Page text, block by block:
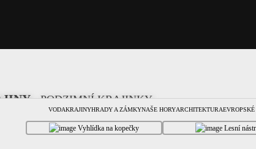
VODAKRAJINYHRADY A ZÁMKYNAŠE HORYARCHITEKTURAEVROPSKÉ
-PODZIMNÍ KRAJINKY